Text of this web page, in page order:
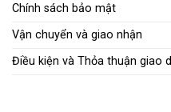
Chính sách bảo mật
Vận chuyển và giao nhận
Điều kiện và Thỏa thuận giao